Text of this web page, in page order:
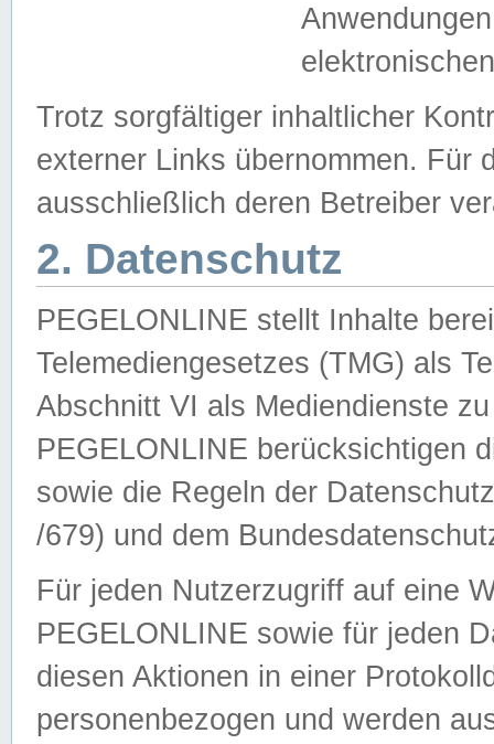
Trotz sorgfältiger inhaltlicher
externer Links übernommen. Für
ausschließlich deren Betreiber
2. Datenschutz
PEGELONLINE stellt Inhalte
Telemediengesetzes (TMG) als
Abschnitt VI als Mediendienste
PEGELONLINE berücksichtigen
sowie die Regeln der
/679) und dem
Für jeden Nutzerzugriff auf eine
PEGELONLINE sowie für jeden
diesen Aktionen in einer
personenbezogen und werden